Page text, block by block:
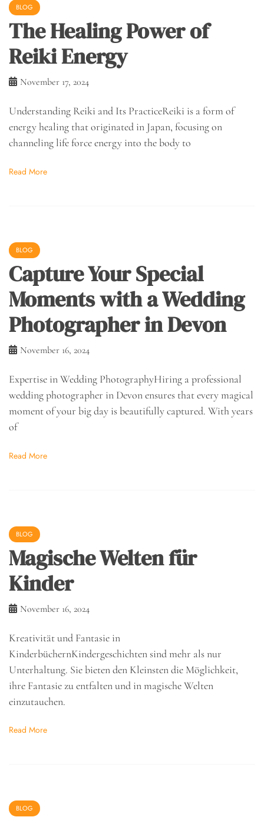
BLOG
The Healing Power of
Reiki Energy
November 17, 2024
Understanding Reiki and Its PracticeReiki is a form of
energy healing that originated in Japan, focusing on
channeling life force energy into the body to
Read More
BLOG
Capture Your Special
Moments with a Wedding
Photographer in Devon
November 16, 2024
Expertise in Wedding PhotographyHiring a professional
wedding photographer in Devon ensures that every magical
moment of your big day is beautifully captured. With years
of
Read More
BLOG
Magische Welten für
Kinder
November 16, 2024
Kreativität und Fantasie in
KinderbüchernKindergeschichten sind mehr als nur
Unterhaltung. Sie bieten den Kleinsten die Möglichkeit,
ihre Fantasie zu entfalten und in magische Welten
einzutauchen.
Read More
BLOG